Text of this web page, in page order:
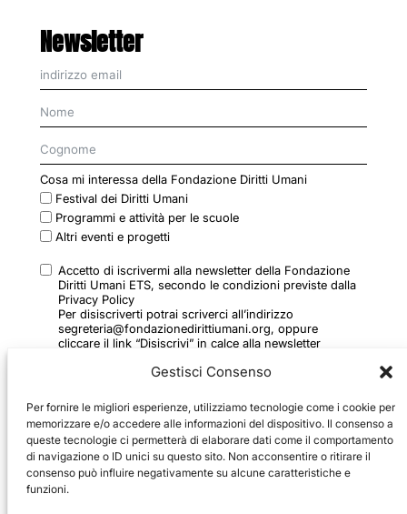
Gestisci Consenso
Per fornire le migliori esperienze, utilizziamo tecnologie come i cookie per
memorizzare e/o accedere alle informazioni del dispositivo. Il consenso a
queste tecnologie ci permetterà di elaborare dati come il comportamento
di navigazione o ID unici su questo sito. Non acconsentire o ritirare il
consenso può influire negativamente su alcune caratteristiche e
funzioni.
Newsletter
Cosa mi interessa della Fondazione Diritti Umani
Festival dei Diritti Umani
Programmi e attività per le scuole
Altri eventi e progetti
Accetto di iscrivermi alla newsletter della Fondazione
Diritti Umani ETS, secondo le condizioni previste dalla
Privacy Policy
Per disiscriverti potrai scriverci all’indirizzo
segreteria@fondazionedirittiumani.org, oppure
cliccare il link “Disiscrivi” in calce alla newsletter
ISCRIVITI